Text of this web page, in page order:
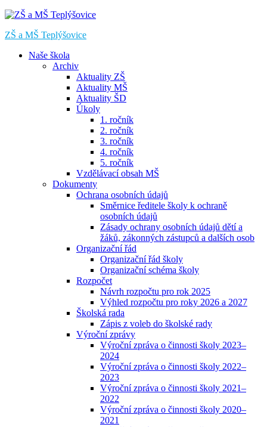
ZŠ a MŠ Teplýšovice
Naše škola
Archiv
Aktuality ZŠ
Aktuality MŠ
Aktuality ŠD
Úkoly
1. ročník
2. ročník
3. ročník
4. ročník
5. ročník
Vzdělávací obsah MŠ
Dokumenty
Ochrana osobních údajů
Směrnice ředitele školy k ochraně
osobních údajů
Zásady ochrany osobních údajů dětí a
žáků, zákonných zástupců a dalších osob
Organizační řád
Organizační řád školy
Organizační schéma školy
Rozpočet
Návrh rozpočtu pro rok 2025
Výhled rozpočtu pro roky 2026 a 2027
Školská rada
Zápis z voleb do školské rady
Výroční zprávy
Výroční zpráva o činnosti školy 2023–
2024
Výroční zpráva o činnosti školy 2022–
2023
Výroční zpráva o činnosti školy 2021–
2022
Výroční zpráva o činnosti školy 2020–
2021